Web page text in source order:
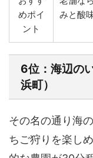
めポイ
ント
みと酸
6位：海辺の
浜町）
その名の通り海
ちご狩りを楽し